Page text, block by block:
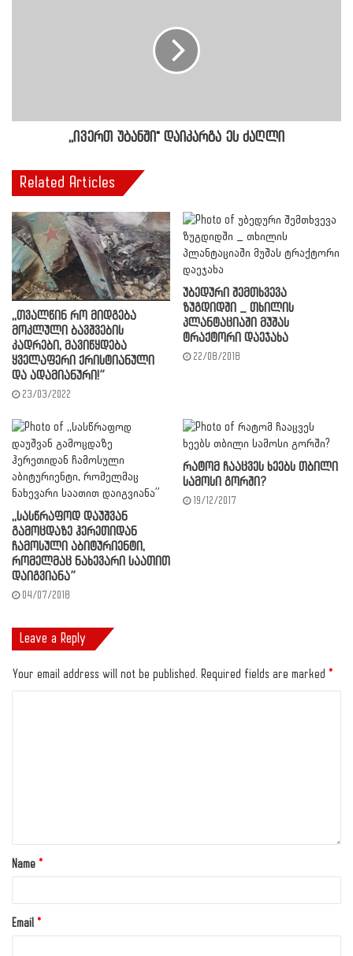
,,ივერთ უბანში" დაიკარგა ეს ძაღლი
Related Articles
,,თვალწინ რო მიდგება
მოკლული ბავშვების
კადრები, მავიწყდება
ყველაფერი ქრისტიანული
და ადამიანური!”
23/03/2022
უბედური შემთხვევა
ზუგდიდში _ თხილის
პლანტაციაში მუშას
ტრაქტორი დაეჯახა
22/08/2018
,,სასწრაფოდ დაუშვან
გამოცდაზე ჰერეთიდან
ჩამოსული აბიტურიენტი,
რომელმაც ნახევარი საათით
დაიგვიანა”
04/07/2018
რატომ ჩააცვეს ხეებს თბილი
სამოსი გორში?
19/12/2017
Leave a Reply
Your email address will not be published. Required fields are marked *
Name *
Email *